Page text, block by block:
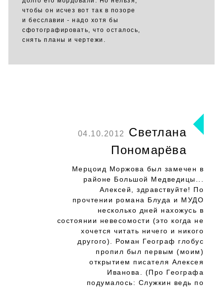
чтобы он исчез вот так в позоре
и бесславии - надо хотя бы
сфотографировать, что осталось,
снять планы и чертежи.
04.10.2012
Светлана
Пономарёва
Мерцоид Моржова был замечен в
районе Большой Медведицы...
Алексей, здравствуйте! По
прочтении романа Блуда и МУДО
несколько дней нахожусь в
состоянии невесомости (это когда не
хочется читать ничего и никого
другого). Роман Географ глобус
пропил был первым (моим)
открытием писателя Алексея
Иванова. (Про Географа
подумалось: Служкин ведь по